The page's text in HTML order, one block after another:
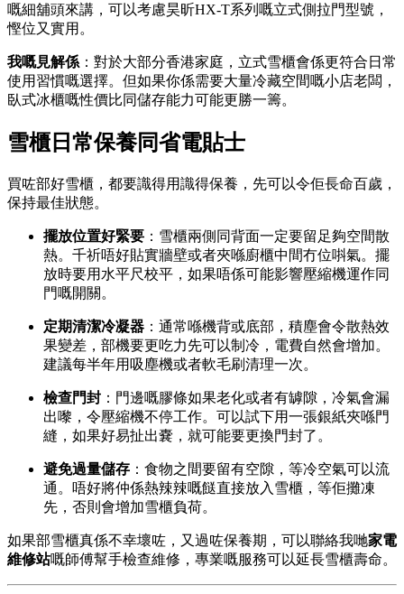
嘅細舖頭來講，可以考慮昊昕HX-T系列嘅立式側拉門型號，
慳位又實用。
我嘅見解係 ：對於大部分香港家庭，立式雪櫃會係更符合日常
使用習慣嘅選擇。但如果你係需要大量冷藏空間嘅小店老闆，
臥式冰櫃嘅性價比同儲存能力可能更勝一籌。
雪櫃日常保養同省電貼士
買咗部好雪櫃，都要識得用識得保養，先可以令佢長命百歲，
保持最佳狀態。
擺放位置好緊要 ：雪櫃兩側同背面一定要留足夠空間散
熱。千祈唔好貼實牆壁或者夾喺廚櫃中間冇位唞氣。擺
放時要用水平尺校平，如果唔係可能影響壓縮機運作同
門嘅開關。
定期清潔冷凝器 ：通常喺機背或底部，積塵會令散熱效
果變差，部機要更吃力先可以制冷，電費自然會增加。
建議每半年用吸塵機或者軟毛刷清理一次。
檢查門封 ：門邊嘅膠條如果老化或者有罅隙，冷氣會漏
出嚟，令壓縮機不停工作。可以試下用一張銀紙夾喺門
縫，如果好易扯出嚢，就可能要更換門封了。
避免過量儲存 ：食物之間要留有空隙，等冷空氣可以流
通。唔好將仲係熱辣辣嘅餸直接放入雪櫃，等佢攤凍
先，否則會增加雪櫃負荷。
如果部雪櫃真係不幸壞咗，又過咗保養期，可以聯絡我哋家電
維修站嘅師傅幫手檢查維修，專業嘅服務可以延長雪櫃壽命。